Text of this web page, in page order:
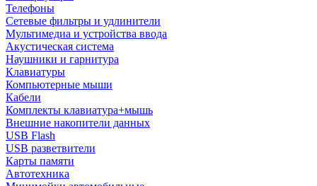
Телефоны
Сетевые фильтры и удлинители
Мультимедиа и устройства ввода
Акустическая система
Наушники и гарнитура
Клавиатуры
Компьютерные мыши
Кабели
Комплекты клавиатура+мышь
Внешние накопители данных
USB Flash
USB разветвители
Карты памяти
Автотехника